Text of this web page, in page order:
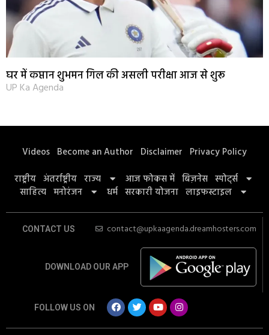
घर में कप्तान शुभमन गिल की असली परीक्षा आज से शुरू
UP Ka Agenda
Videos Become an Author Disclaimer Privacy Policy
राष्ट्रीय अंतर्राष्ट्रीय राज्य आज फोकस में बिज़नेस स्पोर्ट्स
साहित्य मनोरंजन धर्म सरकारी योजना लाइफस्टाइल
CONTACT US contact@upkaagenda.dreamhosters.com
DOWNLOAD OUR APP
FOLLOW US ON